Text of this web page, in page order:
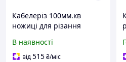
Кабелеріз 100мм.кв
ножиці для різання
SCC-100 АСКО
В наявності
від515₴/міс